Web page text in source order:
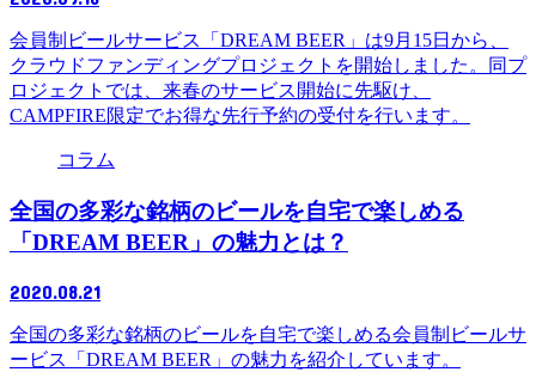
会員制ビールサービス「DREAM BEER」は9月15日から、
クラウドファンディングプロジェクトを開始しました。同プ
ロジェクトでは、来春のサービス開始に先駆け、
CAMPFIRE限定でお得な先行予約の受付を行います。
コラム
全国の多彩な銘柄のビールを自宅で楽しめる
「DREAM BEER」の魅力とは？
2020.08.21
全国の多彩な銘柄のビールを自宅で楽しめる会員制ビールサ
ービス「DREAM BEER」の魅力を紹介しています。